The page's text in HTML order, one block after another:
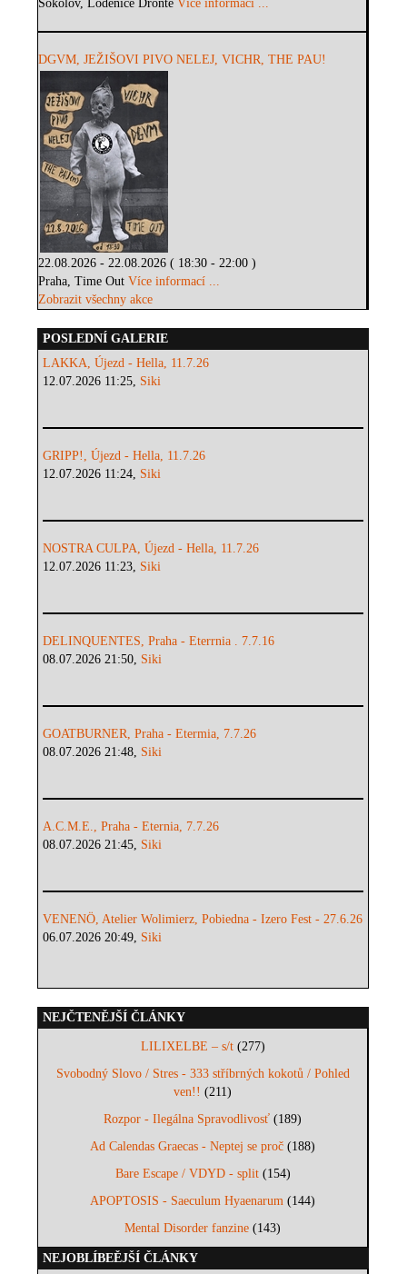
Sokolov, Loděnice Dronte Více informací ...
DGVM, JEŽIŠOVI PIVO NELEJ, VICHR, THE PAU!
22.08.2026 - 22.08.2026 ( 18:30 - 22:00 )
Praha, Time OutVíce informací ...
Zobrazit všechny akce
POSLEDNÍ GALERIE
LAKKA, Újezd - Hella, 11.7.26
12.07.2026 11:25, Siki
GRIPP!, Újezd - Hella, 11.7.26
12.07.2026 11:24, Siki
NOSTRA CULPA, Újezd - Hella, 11.7.26
12.07.2026 11:23, Siki
DELINQUENTES, Praha - Eterrnia . 7.7.16
08.07.2026 21:50, Siki
GOATBURNER, Praha - Etermia, 7.7.26
08.07.2026 21:48, Siki
A.C.M.E., Praha - Eternia, 7.7.26
08.07.2026 21:45, Siki
VENENÖ, Atelier Wolimierz, Pobiedna - Izero Fest - 27.6.26
06.07.2026 20:49, Siki
NEJČTENĚJŠÍ ČLÁNKY
LILIXELBE – s/t(277)
Svobodný Slovo / Stres - 333 stříbrných kokotů / Pohled
ven!! (211)
Rozpor - Ilegálna Spravodlivosť (189)
Ad Calendas Graecas - Neptej se proč (188)
Bare Escape / VDYD - split(154)
APOPTOSIS - Saeculum Hyaenarum (144)
Mental Disorder fanzine (143)
NEJOBLÍBEĚJŠÍ ČLÁNKY